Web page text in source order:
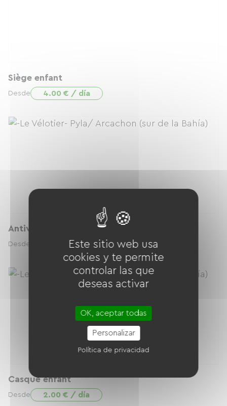
Siège enfant
Desde 4.00 € / día
Antivol supplémentaire renforcé
Desde 5.00 € / día
Casque enfant
Desde 2.00 € / día
Este sitio web usa
cookies y te permite
controlar las que
deseas activar
OK, aceptar todas
Personalizar
Política de privacidad